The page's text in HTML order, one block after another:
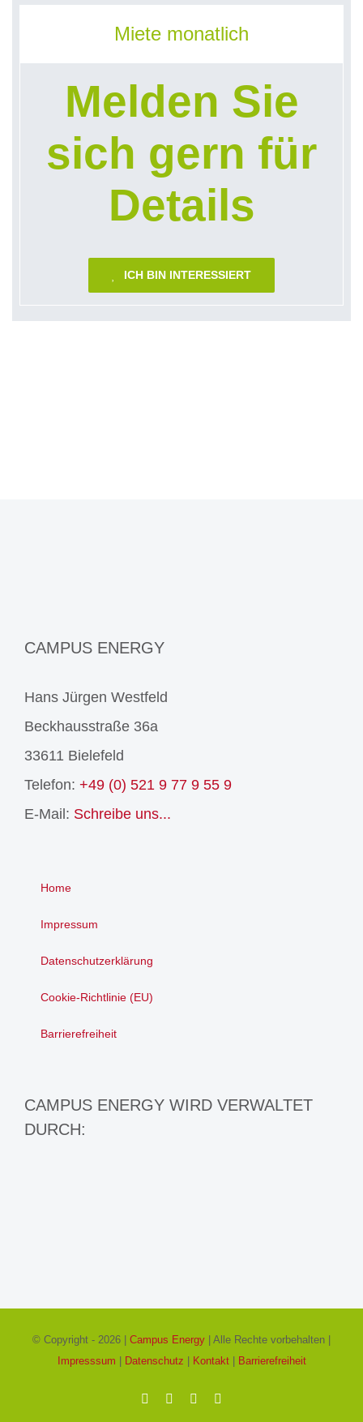
Miete monatlich
Melden Sie
sich gern für
Details
ICH BIN INTERESSIERT
CAMPUS ENERGY
Hans Jürgen Westfeld
Beckhausstraße 36a
33611 Bielefeld
Telefon: +49 (0) 521 9 77 9 55 9
E-Mail: Schreibe uns...
Home
Impressum
Datenschutzerklärung
Cookie-Richtlinie (EU)
Barrierefreiheit
CAMPUS ENERGY WIRD VERWALTET
DURCH:
© Copyright - 2026 | Campus Energy | Alle Rechte vorbehalten |
Impresssum
Datenschutz Kontakt| Barrierefreiheit
Facebook Instagram